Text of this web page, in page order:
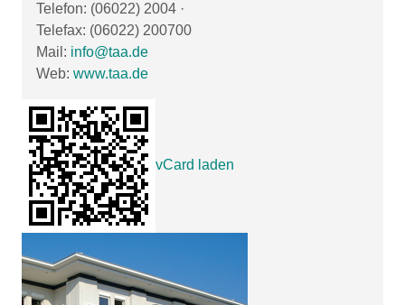
Telefon: (06022) 2004 ·
Telefax: (06022) 200700
Mail: info@taa.de
Web: www.taa.de
vCard laden